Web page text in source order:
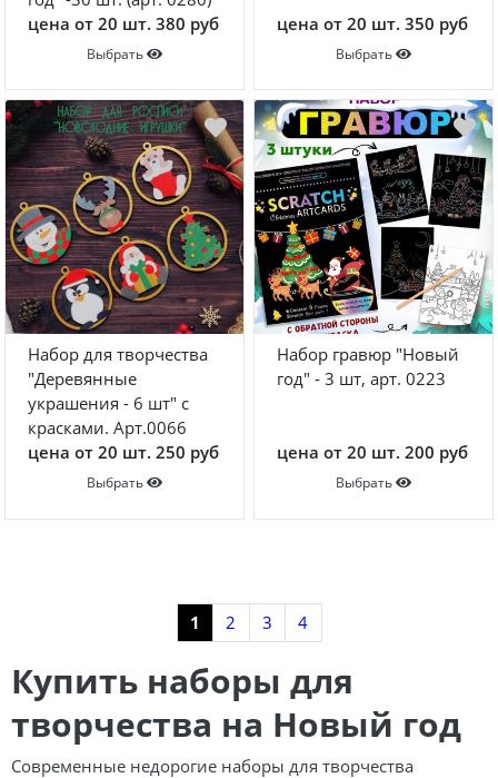
цена от 20 шт. 380 руб
Выбрать
цена от 20 шт. 350 руб
Выбрать
Набор для творчества
"Деревянные
украшения - 6 шт" с
красками. Арт.0066
цена от 20 шт. 250 руб
Выбрать
Набор гравюр "Новый
год" - 3 шт, арт. 0223
цена от 20 шт. 200 руб
Выбрать
1 2 3 4
Купить наборы для
творчества на Новый год
Современные недорогие наборы для творчества